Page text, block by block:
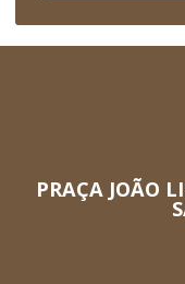
PRAÇA JOÃO